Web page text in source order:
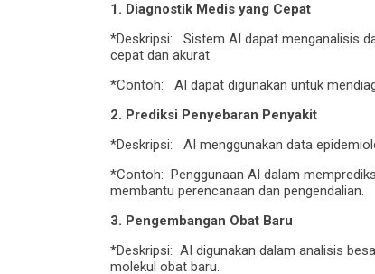
1. Diagnostik Medis yang Cepat
*Deskripsi: Sistem AI dapat menganalisis
cepat dan akurat.
*Contoh: AI dapat digunakan untuk
2. Prediksi Penyebaran Penyakit
*Deskripsi: AI menggunakan data
*Contoh: Penggunaan AI dalam
membantu perencanaan dan pengendalian.
3. Pengembangan Obat Baru
*Deskripsi: AI digunakan dalam analisis
molekul obat baru.